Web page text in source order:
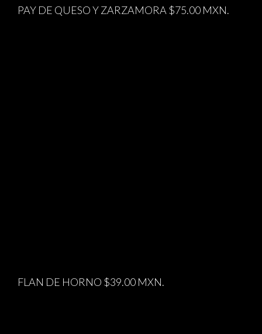
PAY DE QUESO Y ZARZAMORA $75.00 MXN.
FLAN DE HORNO $39.00 MXN.